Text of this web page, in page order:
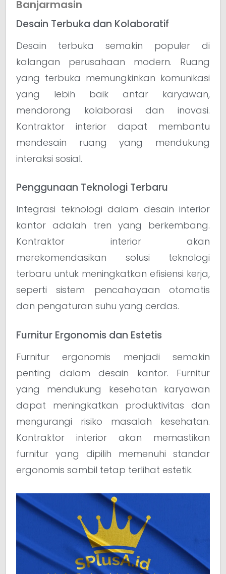
Banjarmasin
Desain Terbuka dan Kolaboratif
Desain terbuka semakin populer di
kalangan perusahaan modern. Ruang
yang terbuka memungkinkan komunikasi
yang lebih baik antar karyawan,
mendorong kolaborasi dan inovasi.
Kontraktor interior dapat membantu
mendesain ruang yang mendukung
interaksi sosial.
Penggunaan Teknologi Terbaru
Integrasi teknologi dalam desain interior
kantor adalah tren yang berkembang.
Kontraktor interior akan
merekomendasikan solusi teknologi
terbaru untuk meningkatkan efisiensi kerja,
seperti sistem pencahayaan otomatis
dan pengaturan suhu yang cerdas.
Furnitur Ergonomis dan Estetis
Furnitur ergonomis menjadi semakin
penting dalam desain kantor. Furnitur
yang mendukung kesehatan karyawan
dapat meningkatkan produktivitas dan
mengurangi risiko masalah kesehatan.
Kontraktor interior akan memastikan
furnitur yang dipilih memenuhi standar
ergonomis sambil tetap terlihat estetik.